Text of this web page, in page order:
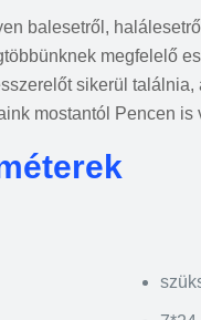
balesetről,
megfelelő
sikerül
mostantól Pencen